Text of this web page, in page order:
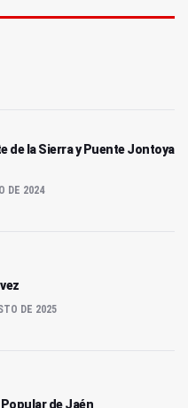
de la Sierra y Puente Jontoya
DE 2024
DE 2025
de Jaén